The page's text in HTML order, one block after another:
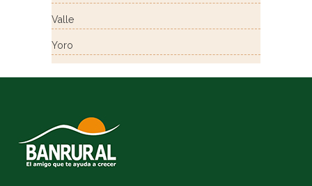
Valle
Yoro